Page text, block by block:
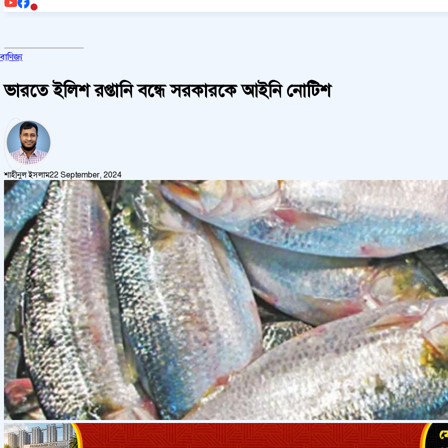
বাণিজ্য
ভারতে ইলিশ রপ্তানি বন্ধে সরকারকে আইনি নোটিশ
শাহীনুল ইসলাম22 September, 2024